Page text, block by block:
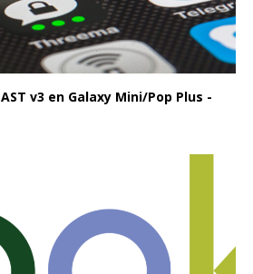
v3 en Galaxy Mini/Pop Plus -